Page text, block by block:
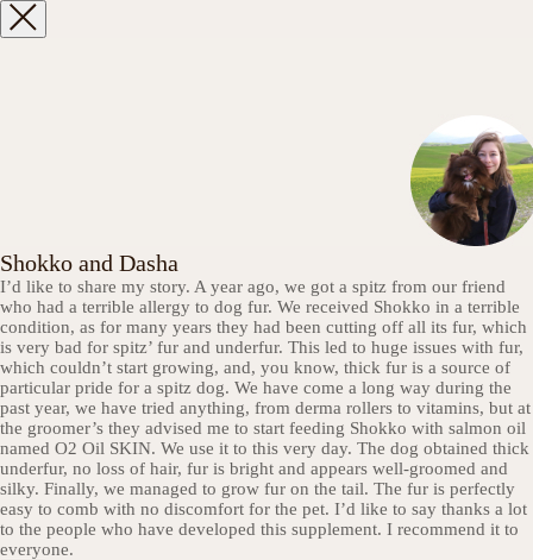
Shokko and Dasha
I’d like to share my story. A year ago, we got a spitz from our friend
who had a terrible allergy to dog fur. We received Shokko in a terrible
condition, as for many years they had been cutting off all its fur, which
is very bad for spitz’ fur and underfur. This led to huge issues with fur,
which couldn’t start growing, and, you know, thick fur is a source of
particular pride for a spitz dog. We have come a long way during the
past year, we have tried anything, from derma rollers to vitamins, but at
the groomer’s they advised me to start feeding Shokko with salmon oil
named O2 Oil SKIN. We use it to this very day. The dog obtained thick
underfur, no loss of hair, fur is bright and appears well-groomed and
silky. Finally, we managed to grow fur on the tail. The fur is perfectly
easy to comb with no discomfort for the pet. I’d like to say thanks a lot
to the people who have developed this supplement. I recommend it to
everyone.